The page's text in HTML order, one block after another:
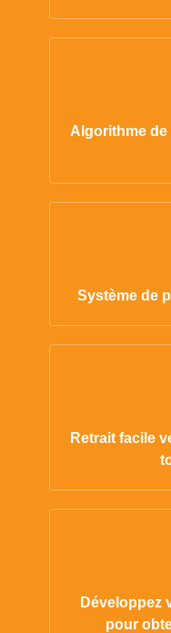
Algorithme de
Système de
Retrait facile
Développez
pour